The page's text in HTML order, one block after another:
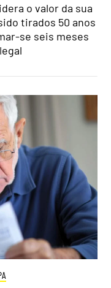
o valor da sua
tirados 50 anos
se seis meses